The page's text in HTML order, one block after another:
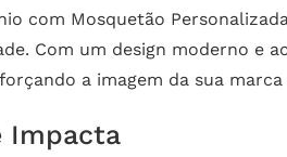
com Mosquetão
Com um design moderno e
a imagem da sua
Impacta